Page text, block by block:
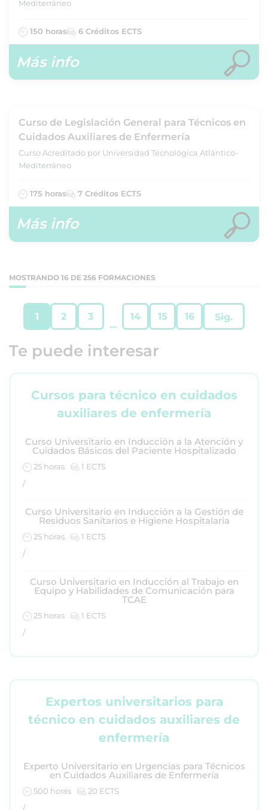
Mediterráneo
150 horas 6 Créditos ECTS
Más info
Curso de Legislación General para Técnicos en
Cuidados Auxiliares de Enfermería
Curso Acreditado por Universidad Tecnológica Atlántico-
Mediterráneo
175 horas 7 Créditos ECTS
Más info
MOSTRANDO 16 DE 256 FORMACIONES
1 2 3
...
14 15 16 Sig.
Te puede interesar
Cursos para técnico en cuidados
auxiliares de enfermería
Curso Universitario en Inducción a la Atención y
Cuidados Básicos del Paciente Hospitalizado
25 horas
1 ECTS
/
Curso Universitario en Inducción a la Gestión de
Residuos Sanitarios e Higiene Hospitalaria
25 horas
1 ECTS
/
Curso Universitario en Inducción al Trabajo en
Equipo y Habilidades de Comunicación para
TCAE
25 horas
1 ECTS
/
Expertos universitarios para
técnico en cuidados auxiliares de
enfermería
Experto Universitario en Urgencias para Técnicos
en Cuidados Auxiliares de Enfermería
500 horas
20 ECTS
/